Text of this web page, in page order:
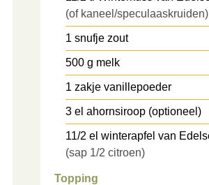
(of kaneel/speculaaskruiden)
1 snufje zout
500 g melk
1 zakje vanillepoeder
3 el ahornsiroop (optioneel)
11/2 el winterapfel van
(sap 1/2 citroen)
Topping